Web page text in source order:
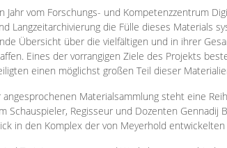
Jahr vom Forschungs- und Kompetenzzentrum
Langzeitarchivierung die Fülle dieses Materials
Übersicht über die vielfältigen und in ihrer
Eines der vorrangigen Ziele des Projekts
einen möglichst großen Teil dieser
Materialsammlung steht eine
Schauspieler, Regisseur und Dozenten
in den Komplex der von Meyerhold